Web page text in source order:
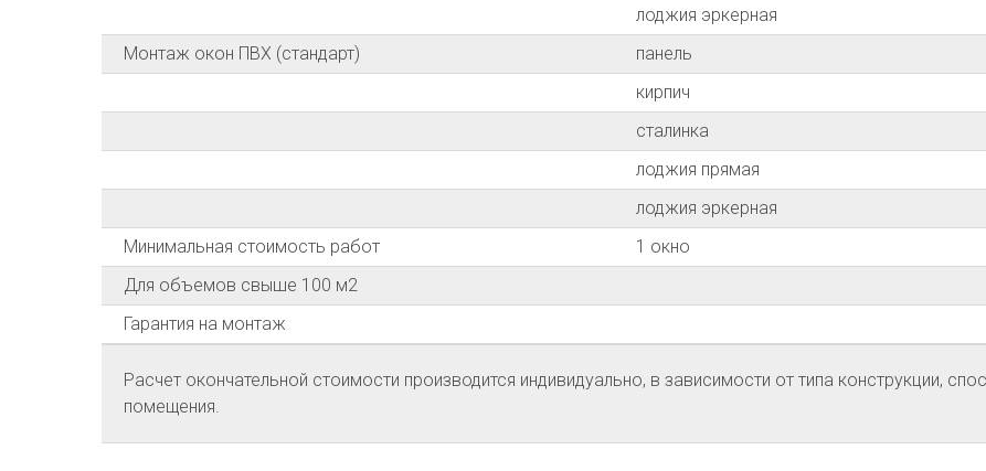
лоджия эркерная
Монтаж окон ПВХ (стандарт)
панель
кирпич
сталинка
лоджия прямая
лоджия эркерная
Минимальная стоимость работ
1 окно
Для объемов свыше 100 м2
Гарантия на монтаж
Расчет окончательной стоимости производится индивидуально, в зависимости от типа конструкции,
помещения.